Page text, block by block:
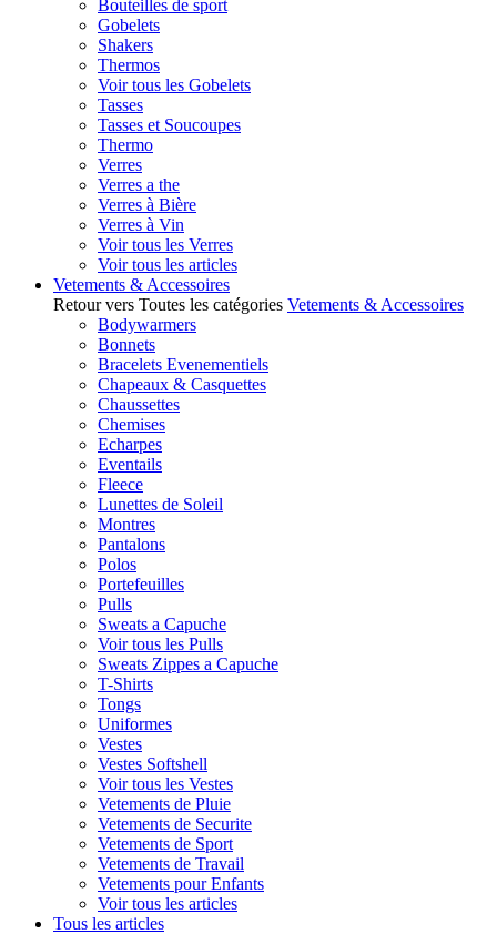
Bouteilles de sport
Gobelets
Shakers
Thermos
Voir tous les Gobelets
Tasses
Tasses et Soucoupes
Thermo
Verres
Verres a the
Verres à Bière
Verres à Vin
Voir tous les Verres
Voir tous les articles
Vetements & Accessoires
Retour vers Toutes les catégories Vetements & Accessoires
Bodywarmers
Bonnets
Bracelets Evenementiels
Chapeaux & Casquettes
Chaussettes
Chemises
Echarpes
Eventails
Fleece
Lunettes de Soleil
Montres
Pantalons
Polos
Portefeuilles
Pulls
Sweats a Capuche
Voir tous les Pulls
Sweats Zippes a Capuche
T-Shirts
Tongs
Uniformes
Vestes
Vestes Softshell
Voir tous les Vestes
Vetements de Pluie
Vetements de Securite
Vetements de Sport
Vetements de Travail
Vetements pour Enfants
Voir tous les articles
Tous les articles